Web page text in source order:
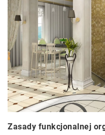
Zasady funkcjonalnej